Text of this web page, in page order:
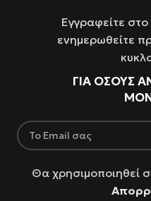
Εγγραφείτε
ενημερωθείτε
ΓΙΑ ΌΣΟΥΣ
Θα χρησιμοποιηθεί